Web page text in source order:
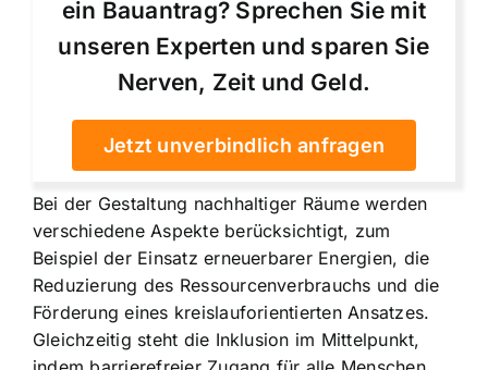
ein Bauantrag? Sprechen Sie mit
unseren Experten und sparen Sie
Nerven, Zeit und Geld.
Jetzt unverbindlich anfragen
Bei der Gestaltung nachhaltiger Räume werden
verschiedene Aspekte berücksichtigt, zum
Beispiel der Einsatz erneuerbarer Energien, die
Reduzierung des Ressourcenverbrauchs und die
Förderung eines kreislauforientierten Ansatzes.
Gleichzeitig steht die Inklusion im Mittelpunkt,